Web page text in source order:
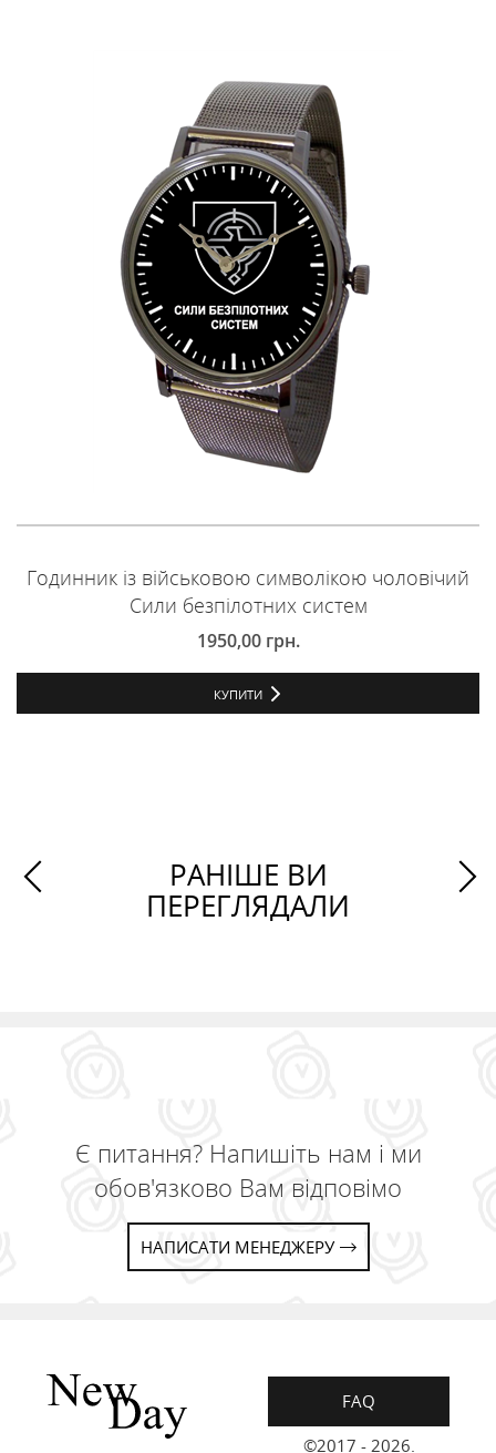
Годинник із військовою символікою чоловічий
Сили безпілотних систем
1950,00 грн.
КУПИТИ
РАНІШЕ ВИ
ПЕРЕГЛЯДАЛИ
Є питання? Напишіть нам і ми
обов'язково Вам відповімо
НАПИСАТИ МЕНЕДЖЕРУ
FAQ
©2017 - 2026.